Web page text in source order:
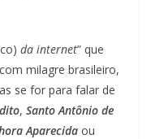
da internet” que
milagre brasileiro,
se for para falar de
, Santo Antônio de
Aparecida ou